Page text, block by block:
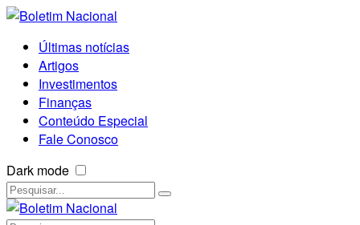
Últimas notícias
Artigos
Investimentos
Finanças
Conteúdo Especial
Fale Conosco
Dark mode